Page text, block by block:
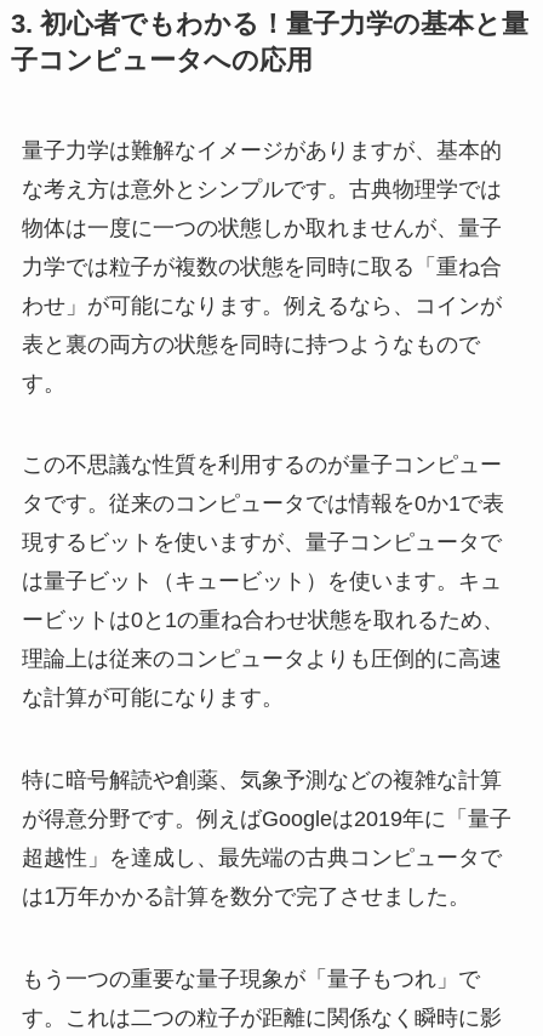
3. 初心者でもわかる！量子力学の基本と量
子コンピュータへの応用
量子力学は難解なイメージがありますが、基本的
な考え方は意外とシンプルです。古典物理学では
物体は一度に一つの状態しか取れませんが、量子
力学では粒子が複数の状態を同時に取る「重ね合
わせ」が可能になります。例えるなら、コインが
表と裏の両方の状態を同時に持つようなもので
す。
この不思議な性質を利用するのが量子コンピュー
タです。従来のコンピュータでは情報を0か1で表
現するビットを使いますが、量子コンピュータで
は量子ビット（キュービット）を使います。キュ
ービットは0と1の重ね合わせ状態を取れるため、
理論上は従来のコンピュータよりも圧倒的に高速
な計算が可能になります。
特に暗号解読や創薬、気象予測などの複雑な計算
が得意分野です。例えばGoogleは2019年に「量子
超越性」を達成し、最先端の古典コンピュータで
は1万年かかる計算を数分で完了させました。
もう一つの重要な量子現象が「量子もつれ」で
す。これは二つの粒子が距離に関係なく瞬時に影